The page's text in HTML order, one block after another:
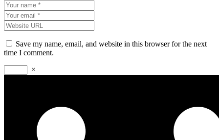
Save my name, email, and website in this browser for the next
time I comment.
×